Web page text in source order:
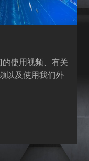
使用视频、有关
以及使用我们外